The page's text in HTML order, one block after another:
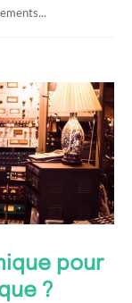
pour
?